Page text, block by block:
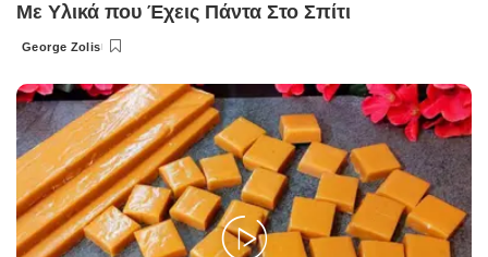
Με Υλικά που Έχεις Πάντα Στο Σπίτι
Posted
George Zolis